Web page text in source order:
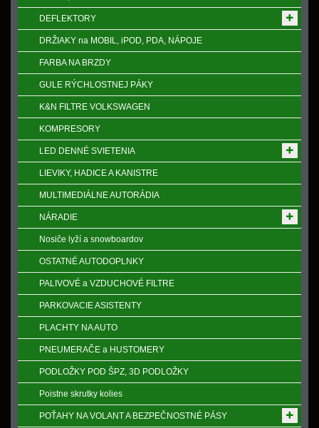
DEFLEKTORY
DRŽIAKY na MOBIL, iPOD, PDA, NÁPOJE
FARBA NA BRZDY
GULE RÝCHLOSTNEJ PÁKY
K&N FILTRE VOLKSWAGEN
KOMPRESORY
LED DENNÉ SVIETENIA
LIEVIKY, HADICE A KANISTRE
MULTIMEDIÁLNE AUTORÁDIA
NÁRADIE
Nosiče lyží a snowboardov
OSTATNÉ AUTODOPLNKY
PALIVOVÉ a VZDUCHOVÉ FILTRE
PARKOVACIE ASISTENTY
PLACHTY NA AUTO
PNEUMERAČE a HUSTOMERY
PODLOŽKY POD ŠPZ, 3D PODLOŽKY
Poistne skrutky kolies
POŤAHY NA VOLANT A BEZPEČNOSTNÉ PÁSY